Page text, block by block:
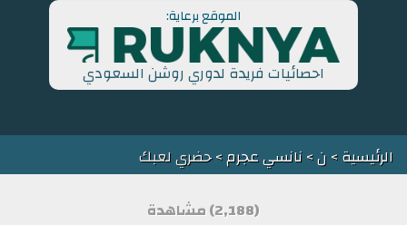
الموقع برعاية:
احصائيات فريدة لدوري روشن السعودي
الرئيسية> ن>نانسي عجرم> حضري لعبك
(2,188) مشاهدة